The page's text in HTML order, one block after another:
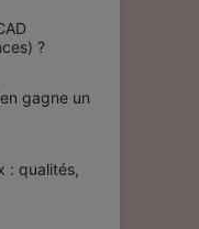
?
gagne un
: qualités,